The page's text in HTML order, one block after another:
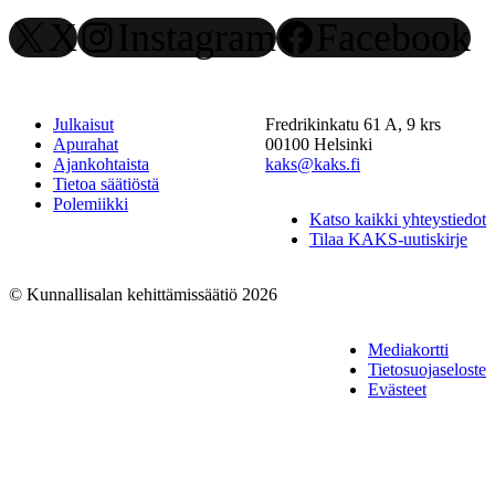
X Instagram Facebook
Julkaisut
Apurahat
Ajankohtaista
Tietoa säätiöstä
Polemiikki
Fredrikinkatu 61 A, 9 krs
00100 Helsinki
kaks@kaks.fi
Katso kaikki yhteystiedot
Tilaa KAKS-uutiskirje
© Kunnallisalan kehittämissäätiö 2026
Mediakortti
Tietosuojaseloste
Evästeet